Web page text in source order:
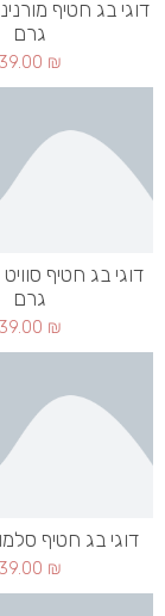
גרם
39.00 ₪
גרם
39.00 ₪
דוגי בג חטיף סלמון 150
39.00 ₪